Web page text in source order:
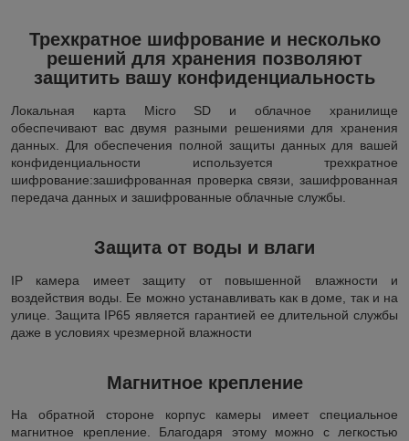
Трехкратное шифрование и несколько
решений для хранения позволяют
защитить вашу конфиденциальность
Локальная карта Micro SD и облачное хранилище
обеспечивают вас двумя разными решениями для хранения
данных. Для обеспечения полной защиты данных для вашей
конфиденциальности используется трехкратное
шифрование:зашифрованная проверка связи, зашифрованная
передача данных и зашифрованные облачные службы.
Защита от воды и влаги
IP камера имеет защиту от повышенной влажности и
воздействия воды. Ее можно устанавливать как в доме, так и на
улице. Защита IP65 является гарантией ее длительной службы
даже в условиях чрезмерной влажности
Магнитное крепление
На обратной стороне корпус камеры имеет специальное
магнитное крепление. Благодаря этому можно с легкостью